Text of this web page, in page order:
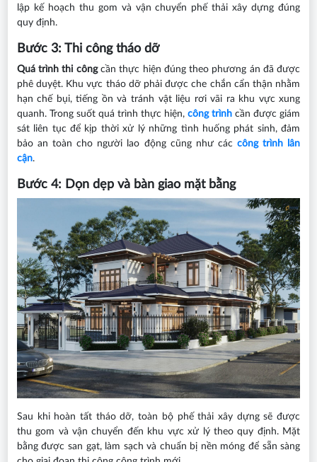
lập kế hoạch thu gom và vận chuyển phế thải xây dựng đúng
quy định.
Bước 3: Thi công tháo dỡ
Quá trình thi côngcần thực hiện đúng theo phương án đã được
phê duyệt. Khu vực tháo dỡ phải được che chắn cẩn thận nhằm
hạn chế bụi, tiếng ồn và tránh vật liệu rơi vãi ra khu vực xung
quanh. Trong suốt quá trình thực hiện,công trình cần được giám
sát liên tục để kịp thời xử lý những tình huống phát sinh, đảm
bảo an toàn cho người lao động cũng như các công trình lân
cận.
Bước 4: Dọn dẹp và bàn giao mặt bằng
Sau khi hoàn tất tháo dỡ, toàn bộ phế thải xây dựng sẽ được
thu gom và vận chuyển đến khu vực xử lý theo quy định. Mặt
bằng được san gạt, làm sạch và chuẩn bị nền móng để sẵn sàng